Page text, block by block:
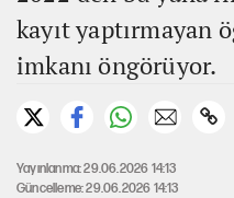
kayıt yaptırmayan
imkanı öngörüyor.
Yayınlanma: 29.06.2026 14:13
Güncelleme: 29.06.2026 14:13